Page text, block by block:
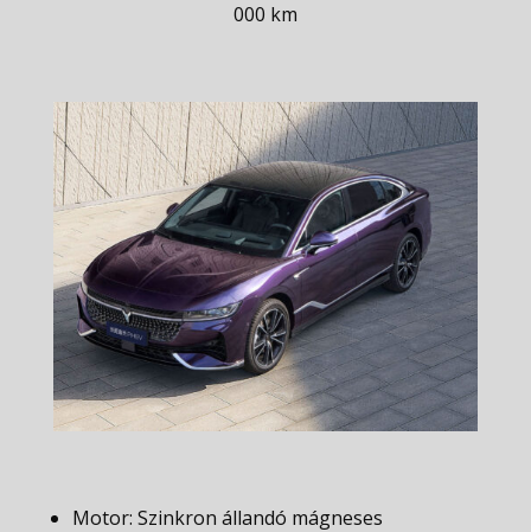
000 km
Motor: Szinkron állandó mágneses